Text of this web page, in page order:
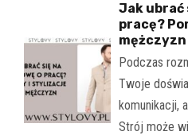
Jak ubrać
pracę?
mężczyzn
Podczas
Twoje
komunikacji,
Strój może